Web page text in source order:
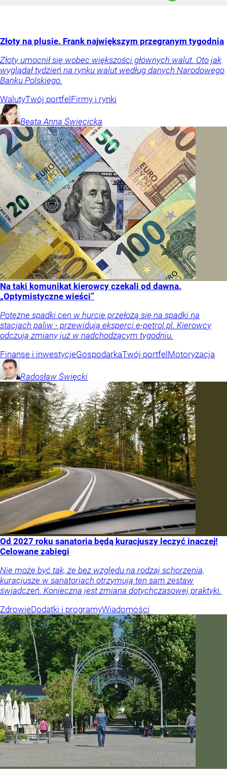
Złoty na plusie. Frank największym przegranym tygodnia
Złoty umocnił się wobec większości głównych walut. Oto jak
wyglądał tydzień na rynku walut według danych Narodowego
Banku Polskiego.
WalutyTwój portfel Firmy i rynki
Beata Anna Święcicka
Na taki komunikat kierowcy czekali od dawna.
„Optymistyczne wieści”
Potężne spadki cen w hurcie przełożą się na spadki na
stacjach paliw - przewidują eksperci e-petrol.pl. Kierowcy
odczują zmiany już w nadchodzącym tygodniu.
Finanse i inwestycjeGospodarkaTwój portfel Motoryzacja
Radosław Święcki
Od 2027 roku sanatoria będą kuracjuszy leczyć inaczej!
Celowane zabiegi
Nie może być tak, że bez względu na rodzaj schorzenia,
kuracjusze w sanatoriach otrzymują ten sam zestaw
świadczeń. Konieczna jest zmiana dotychczasowej praktyki.
ZdrowieDodatki i programyWiadomości